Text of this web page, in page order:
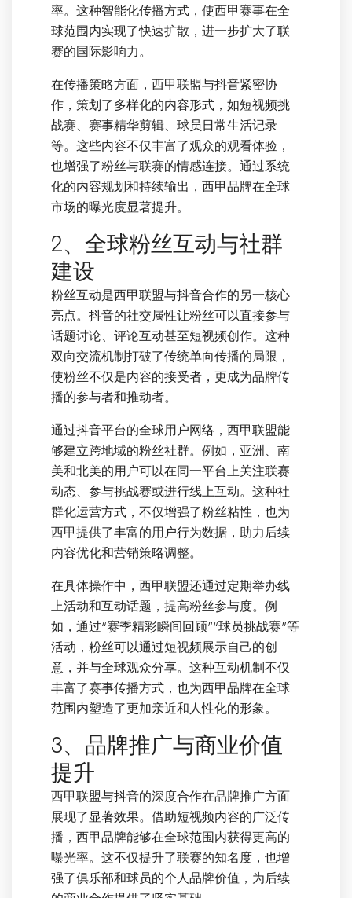
率。这种智能化传播方式，使西甲赛事在全
球范围内实现了快速扩散，进一步扩大了联
赛的国际影响力。
在传播策略方面，西甲联盟与抖音紧密协
作，策划了多样化的内容形式，如短视频挑
战赛、赛事精华剪辑、球员日常生活记录
等。这些内容不仅丰富了观众的观看体验，
也增强了粉丝与联赛的情感连接。通过系统
化的内容规划和持续输出，西甲品牌在全球
市场的曝光度显著提升。
2、全球粉丝互动与社群
建设
粉丝互动是西甲联盟与抖音合作的另一核心
亮点。抖音的社交属性让粉丝可以直接参与
话题讨论、评论互动甚至短视频创作。这种
双向交流机制打破了传统单向传播的局限，
使粉丝不仅是内容的接受者，更成为品牌传
播的参与者和推动者。
通过抖音平台的全球用户网络，西甲联盟能
够建立跨地域的粉丝社群。例如，亚洲、南
美和北美的用户可以在同一平台上关注联赛
动态、参与挑战赛或进行线上互动。这种社
群化运营方式，不仅增强了粉丝粘性，也为
西甲提供了丰富的用户行为数据，助力后续
内容优化和营销策略调整。
在具体操作中，西甲联盟还通过定期举办线
上活动和互动话题，提高粉丝参与度。例
如，通过“赛季精彩瞬间回顾”“球员挑战赛”等
活动，粉丝可以通过短视频展示自己的创
意，并与全球观众分享。这种互动机制不仅
丰富了赛事传播方式，也为西甲品牌在全球
范围内塑造了更加亲近和人性化的形象。
3、品牌推广与商业价值
提升
西甲联盟与抖音的深度合作在品牌推广方面
展现了显著效果。借助短视频内容的广泛传
播，西甲品牌能够在全球范围内获得更高的
曝光率。这不仅提升了联赛的知名度，也增
强了俱乐部和球员的个人品牌价值，为后续